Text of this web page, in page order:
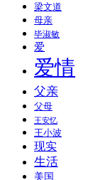
梁文道
母亲
毕淑敏
爱
爱情
父亲
父母
王安忆
王小波
现实
生活
美国